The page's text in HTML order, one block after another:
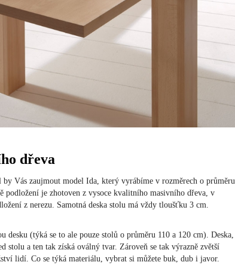
dřeva
Vás zaujmout model Ida, který vyrábíme v rozměrech o průměru
podložení je zhotoven z vysoce kvalitního masivního dřeva, v
z nerezu. Samotná deska stolu má vždy tloušťku 3 cm.
desku (týká se to ale pouze stolů o průměru 110 a 120 cm). Deska,
stolu a ten tak získá oválný tvar. Zároveň se tak výrazně zvětší
lidí. Co se týká materiálu, vybrat si můžete buk, dub i javor.